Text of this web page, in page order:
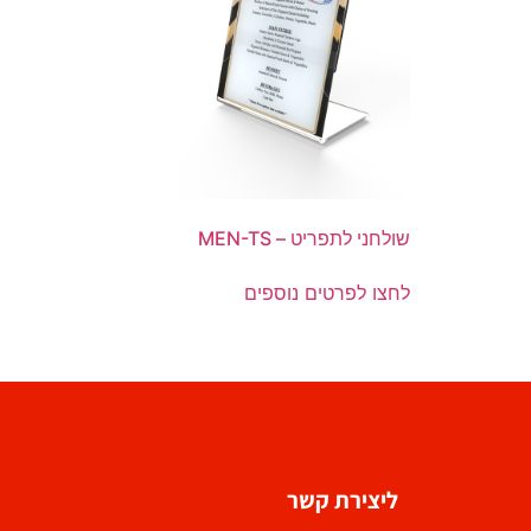
שולחני לתפריט – MEN-TS
לחצו לפרטים נוספים
ליצירת קשר